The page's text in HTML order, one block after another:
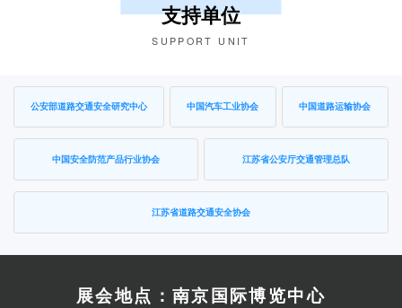
支持单位
SUPPORT UNIT
公安部道路交通安全研究中心 中国汽车工业协会 中国道路运输协会
中国安全防范产品行业协会 江苏省公安厅交通管理总队
江苏省道路交通安全协会
展会地点：南京国际博览中心